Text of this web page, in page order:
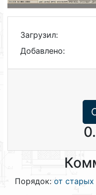
Загрузил:
Добавлено:
Порядок: от